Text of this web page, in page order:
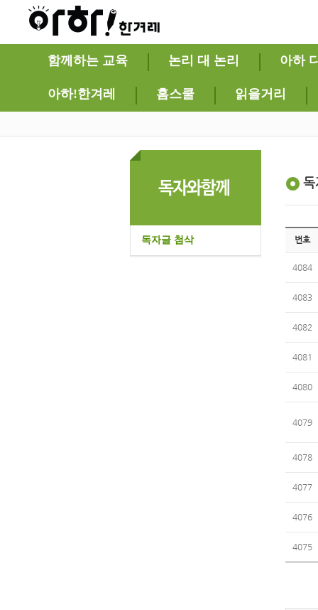
함께하는 교육 논리 대 논리 아하
아하!한겨레 홈스쿨 읽을거리
독자글 첨삭
독
번호
4084
4083
4082
4081
4080
4079
4078
4077
4076
4075